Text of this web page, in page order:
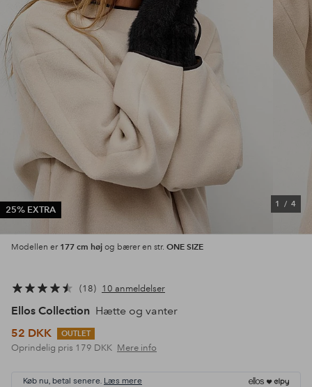
25% EXTRA
1 / 4
Modellen er 177 cm høj og bærer en str. ONE SIZE
18 10 anmeldelser
Ellos Collection Hætte og vanter
52 DKK
OUTLET
Oprindelig pris 179 DKK Mere info
Køb nu, betal senere. Læs mere